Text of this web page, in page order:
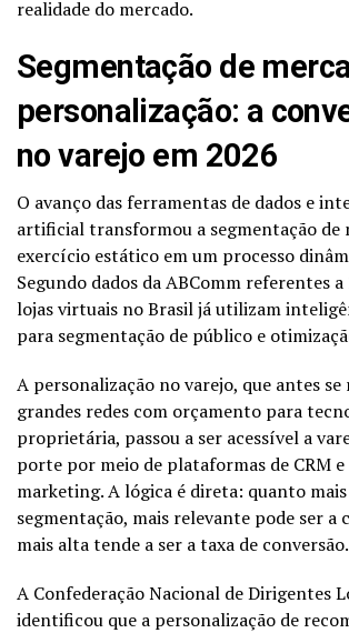
realidade do mercado.
Segmentação de
personalização: a
no varejo em 2026
O avanço das ferramentas de dados e
artificial transformou a segmentação de
exercício estático em um processo
Segundo dados da ABComm referentes a
lojas virtuais no Brasil já utilizam
para segmentação de público e
A personalização no varejo, que antes
grandes redes com orçamento para
proprietária, passou a ser acessível a
porte por meio de plataformas de CRM
marketing. A lógica é direta: quanto
segmentação, mais relevante pode ser a
mais alta tende a ser a taxa de conversão.
A Confederação Nacional de Dirigentes
identificou que a personalização de